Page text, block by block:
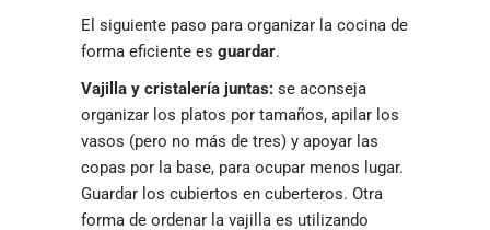
El siguiente paso para organizar la cocina de
forma eficiente es guardar.
Vajilla y cristalería juntas: se aconseja
organizar los platos por tamaños, apilar los
vasos (pero no más de tres) y apoyar las
copas por la base, para ocupar menos lugar.
Guardar los cubiertos en cuberteros. Otra
forma de ordenar la vajilla es utilizando